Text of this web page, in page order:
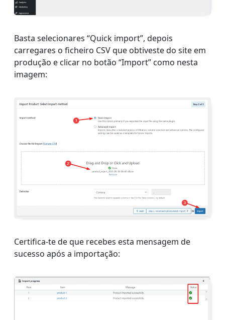
Basta selecionares “Quick import”, depois
carregares o ficheiro CSV que obtiveste do site em
produção e clicar no botão “Import” como nesta
imagem:
Certifica-te de que recebes esta mensagem de
sucesso após a importação: